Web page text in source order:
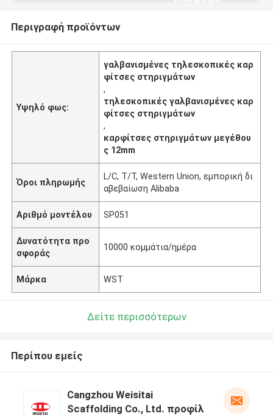
Περιγραφή προϊόντων
Υψηλό φως:
γαλβανισμένες τηλεσκοπικές καρ
φίτσες στηριγμάτων
,
τηλεσκοπικές γαλβανισμένες καρ
φίτσες στηριγμάτων
,
καρφίτσες στηριγμάτων μεγέθου
ς 12mm
Όροι πληρωμής
L/C, T/T, Western Union, εμπορική δι
αβεβαίωση Alibaba
Αριθμό μοντέλου SP051
Δυνατότητα προ
σφοράς
10000 κομμάτια/ημέρα
Μάρκα WST
Δείτε περισσότερων
Περίπου εμείς
Cangzhou Weisitai
Scaffolding Co., Ltd. προφίλ